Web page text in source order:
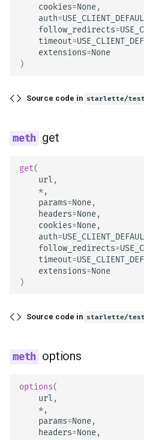
cookies=None,
auth=
follow_redirects=
timeout=
extensions=None
)
Source code in starlette/
get
get(
url ,
*,
params=None,
headers=None,
cookies=None,
auth=
follow_redirects=
timeout=
extensions=None
)
Source code in starlette/
options
options(
url ,
*,
params=None,
headers=None,